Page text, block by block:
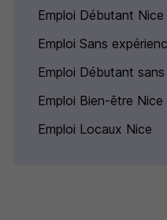
Emploi Débutant Nice
Emploi Sans
Emploi Débutant
Emploi Bien-être Nice
Emploi Locaux Nice